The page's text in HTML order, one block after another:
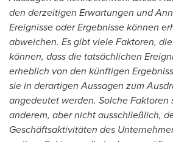
den derzeitigen Erwartungen und
Ereignisse oder Ergebnisse können
abweichen. Es gibt viele Faktoren,
können, dass die tatsächlichen
erheblich von den künftigen
sie in derartigen Aussagen zum
angedeutet werden. Solche Faktoren
anderem, aber nicht ausschließlich,
Geschäftsaktivitäten des